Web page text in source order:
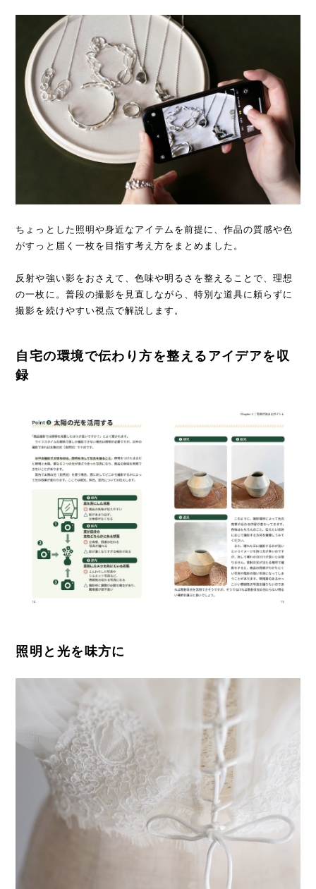
ちょっとした照明や身近なアイテムを前提に、作品の質感や色
がすっと届く一枚を目指す考え方をまとめました。
反射や強い影をおさえて、色味や明るさを整えることで、理想
の一枚に。普段の撮影を見直しながら、特別な道具に頼らずに
撮影を続けやすい視点で解説します。
自宅の環境で伝わり方を整えるアイデアを収
録
照明と光を味方に